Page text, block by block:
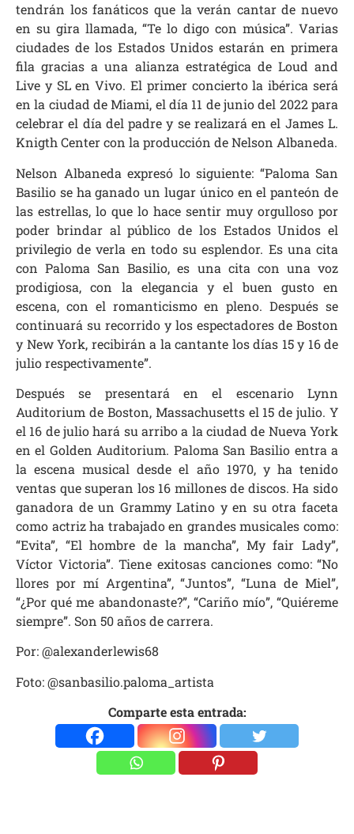
tendrán los fanáticos que la verán cantar de nuevo
en su gira llamada, “Te lo digo con música”. Varias
ciudades de los Estados Unidos estarán en primera
fila gracias a una alianza estratégica de Loud and
Live y SL en Vivo. El primer concierto la ibérica será
en la ciudad de Miami, el día 11 de junio del 2022 para
celebrar el día del padre y se realizará en el James L.
Knigth Center con la producción de Nelson Albaneda.
Nelson Albaneda expresó lo siguiente: “Paloma San
Basilio se ha ganado un lugar único en el panteón de
las estrellas, lo que lo hace sentir muy orgulloso por
poder brindar al público de los Estados Unidos el
privilegio de verla en todo su esplendor. Es una cita
con Paloma San Basilio, es una cita con una voz
prodigiosa, con la elegancia y el buen gusto en
escena, con el romanticismo en pleno. Después se
continuará su recorrido y los espectadores de Boston
y New York, recibirán a la cantante los días 15 y 16 de
julio respectivamente”.
Después se presentará en el escenario Lynn
Auditorium de Boston, Massachusetts el 15 de julio. Y
el 16 de julio hará su arribo a la ciudad de Nueva York
en el Golden Auditorium. Paloma San Basilio entra a
la escena musical desde el año 1970, y ha tenido
ventas que superan los 16 millones de discos. Ha sido
ganadora de un Grammy Latino y en su otra faceta
como actriz ha trabajado en grandes musicales como:
“Evita”, “El hombre de la mancha”, My fair Lady”,
Víctor Victoria”. Tiene exitosas canciones como: “No
llores por mí Argentina”, “Juntos”, “Luna de Miel”,
“¿Por qué me abandonaste?”, “Cariño mío”, “Quiéreme
siempre”. Son 50 años de carrera.
Por: @alexanderlewis68
Foto: @sanbasilio.paloma_artista
Comparte esta entrada: